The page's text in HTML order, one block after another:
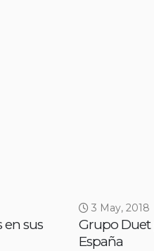
en sus
3 May, 2018
Grupo Duet
España